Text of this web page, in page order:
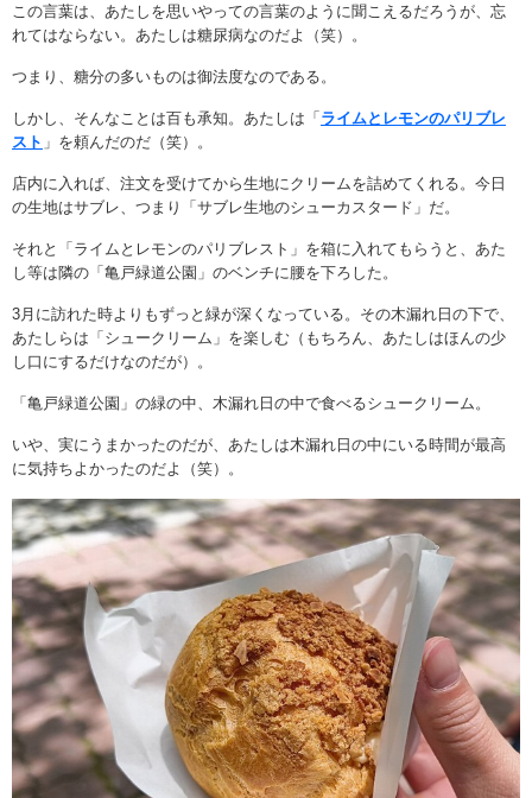
この言葉は、あたしを思いやっての言葉のように聞こえるだろうが、忘
れてはならない。あたしは糖尿病なのだよ（笑）。
つまり、糖分の多いものは御法度なのである。
しかし、そんなことは百も承知。あたしは「ライムとレモンのパリブレ
スト 」を頼んだのだ（笑）。
店内に入れば、注文を受けてから生地にクリームを詰めてくれる。今日
の生地はサブレ、つまり「サブレ生地のシューカスタード」だ。
それと「ライムとレモンのパリブレスト」を箱に入れてもらうと、あた
し等は隣の「亀戸緑道公園」のベンチに腰を下ろした。
3月に訪れた時よりもずっと緑が深くなっている。その木漏れ日の下で、
あたしらは「シュークリーム」を楽しむ（もちろん、あたしはほんの少
し口にするだけなのだが）。
「亀戸緑道公園」の緑の中、木漏れ日の中で食べるシュークリーム。
いや、実にうまかったのだが、あたしは木漏れ日の中にいる時間が最高
に気持ちよかったのだよ（笑）。